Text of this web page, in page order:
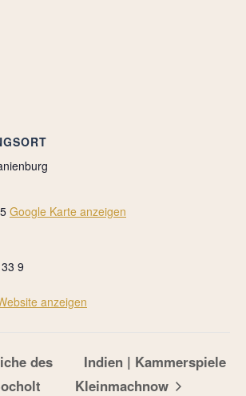
Google Karte anzeigen
9
anzeigen
des
Indien | Kammerspiele
Kleinmachnow